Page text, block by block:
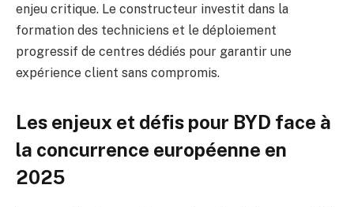
enjeu critique. Le constructeur investit dans la
formation des techniciens et le déploiement
progressif de centres dédiés pour garantir une
expérience client sans compromis.
Les enjeux et défis pour BYD face à
la concurrence européenne en
2025